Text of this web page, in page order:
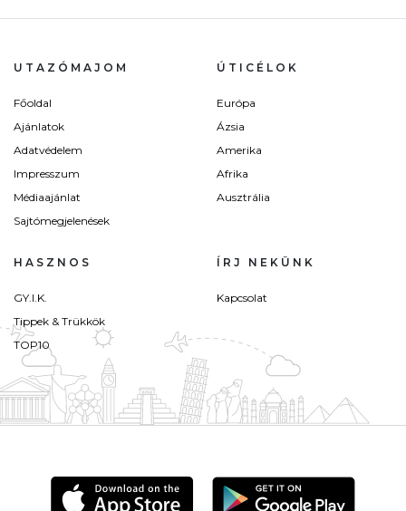
UTAZÓMAJOM
Főoldal
Ajánlatok
Adatvédelem
Impresszum
Médiaajánlat
Sajtómegjelenések
ÚTICÉLOK
Európa
Ázsia
Amerika
Afrika
Ausztrália
HASZNOS
GY.I.K.
Tippek & Trükkök
TOP10
ÍRJ NEKÜNK
Kapcsolat